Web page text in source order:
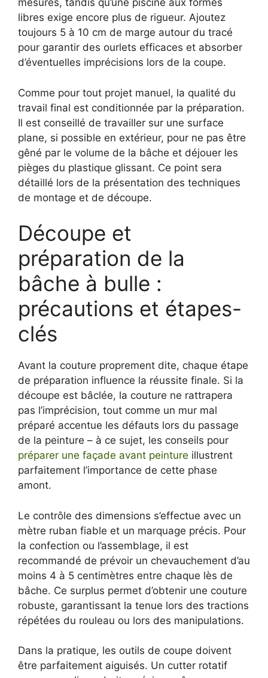
mesures, tandis qu’une piscine aux formes
libres exige encore plus de rigueur. Ajoutez
toujours 5 à 10 cm de marge autour du tracé
pour garantir des ourlets efficaces et absorber
d’éventuelles imprécisions lors de la coupe.
Comme pour tout projet manuel, la qualité du
travail final est conditionnée par la préparation.
Il est conseillé de travailler sur une surface
plane, si possible en extérieur, pour ne pas être
gêné par le volume de la bâche et déjouer les
pièges du plastique glissant. Ce point sera
détaillé lors de la présentation des techniques
de montage et de découpe.
Découpe et
préparation de la
bâche à bulle :
précautions et étapes-
clés
Avant la couture proprement dite, chaque étape
de préparation influence la réussite finale. Si la
découpe est bâclée, la couture ne rattrapera
pas l’imprécision, tout comme un mur mal
préparé accentue les défauts lors du passage
de la peinture – à ce sujet, les conseils pour
préparer une façade avant peinture illustrent
parfaitement l’importance de cette phase
amont.
Le contrôle des dimensions s’effectue avec un
mètre ruban fiable et un marquage précis. Pour
la confection ou l’assemblage, il est
recommandé de prévoir un chevauchement d’au
moins 4 à 5 centimètres entre chaque lès de
bâche. Ce surplus permet d’obtenir une couture
robuste, garantissant la tenue lors des tractions
répétées du rouleau ou lors des manipulations.
Dans la pratique, les outils de coupe doivent
être parfaitement aiguisés. Un cutter rotatif